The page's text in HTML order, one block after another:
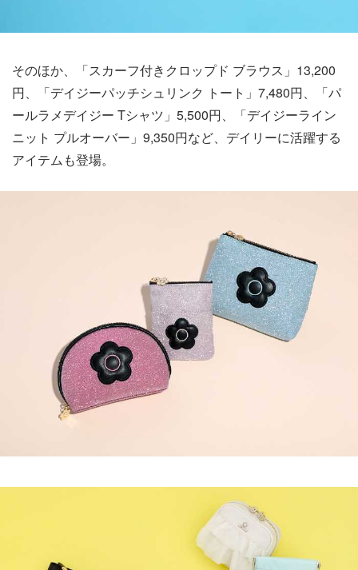
そのほか、「スカーフ付きクロップド ブラウス」13,200
円、「デイジーパッチシュリンク トート」7,480円、「パ
ールラメデイジー Tシャツ」5,500円、「デイジーライン
ニット プルオーバー」9,350円など、デイリーに活躍する
アイテムも登場。